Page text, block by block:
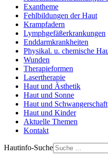
Exantheme
Fehlbildungen der Haut
Krampfadern
Lymphgefäßerkrankungen
Enddarmkrankheiten
Physikal. u. chemische
Wunden
Therapieformen
Lasertherapie
Haut und Ästhetik
Haut und Sonne
Haut und Schwangerschaft
Haut und Kinder
Aktuelle Themen
Kontakt
Hautinfo-Suche